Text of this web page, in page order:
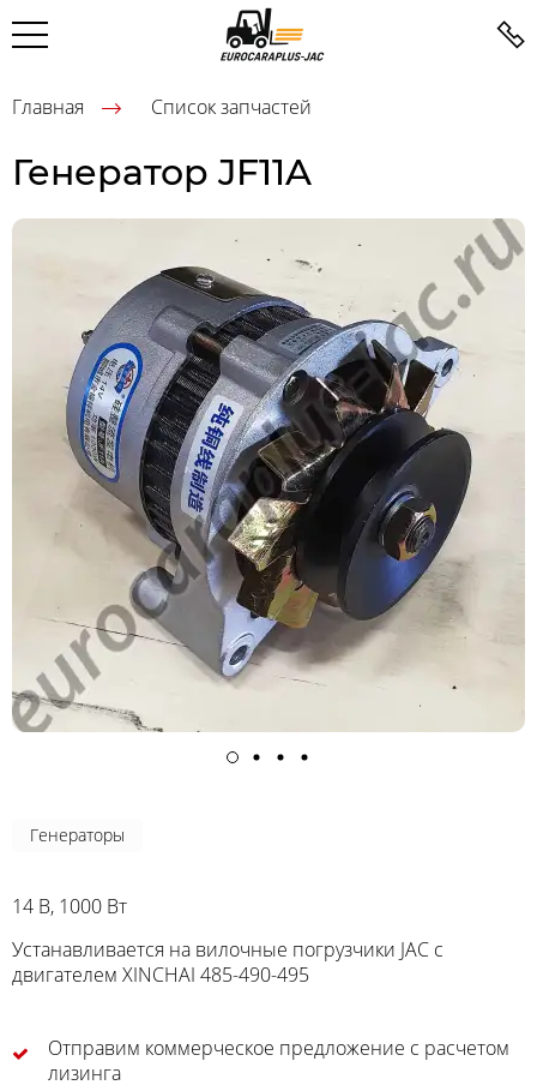
Главная Список запчастей
Генератор JF11A
Генераторы
14 В, 1000 Вт
Устанавливается на вилочные погрузчики JAC с
двигателем XINCHAI 485-490-495
Отправим коммерческое предложение с расчетом
лизинга